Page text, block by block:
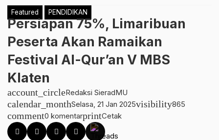
Featured PENDIDIKAN
Persiapan 75%, Limaribuan
Peserta Akan Ramaikan
Festival Al-Qur’an V MBS
Klaten
account_circleRedaksi SieradMU
calendar_monthSelasa, 21 Jan 2025visibility865
comment0 komentarprintCetak